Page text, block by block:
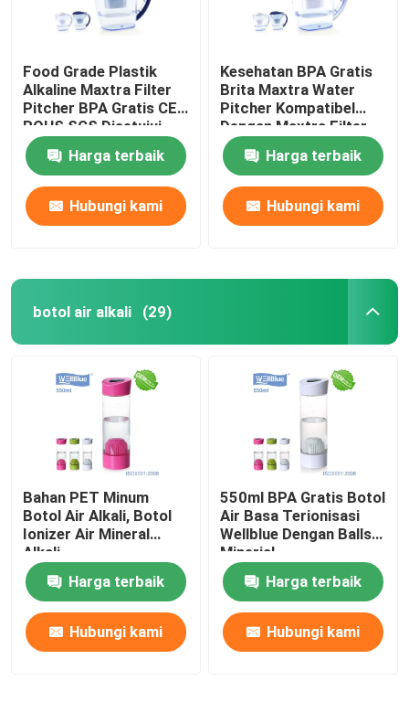
Food Grade Plastik
Alkaline Maxtra Filter
Pitcher BPA Gratis CE
ROHS SGS Disetujui
Harga terbaik
Hubungi kami
Kesehatan BPA Gratis
Brita Maxtra Water
Pitcher Kompatibel
Dengan Maxtra Filter
Harga terbaik
Hubungi kami
botol air alkali (29)
Bahan PET Minum
Botol Air Alkali, Botol
Ionizer Air Mineral
Alkali
Harga terbaik
Hubungi kami
550ml BPA Gratis Botol
Air Basa Terionisasi
Wellblue Dengan Balls
Minerial
Harga terbaik
Hubungi kami